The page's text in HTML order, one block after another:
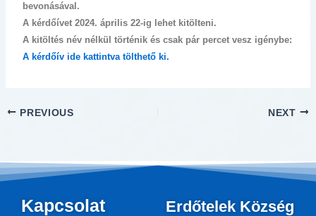
bevonásával.
A kérdőívet 2024. április 22-ig lehet kitölteni.
A kitöltés név nélkül történik és csak pár percet vesz igénybe:
A kérdőív ide kattintva tölthető ki.
PREVIOUS NEXT
Kapcsolat
Erdőtelek Község